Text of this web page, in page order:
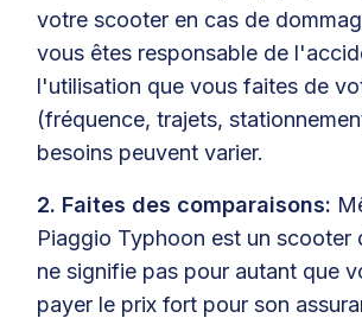
votre scooter en cas de
vous êtes responsable de
l'utilisation que vous faites de
(fréquence, trajets,
besoins peuvent varier.
2. Faites des comparaisons:
Piaggio Typhoon est un scooter
ne signifie pas pour autant que
payer le prix fort pour son